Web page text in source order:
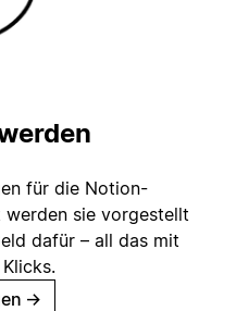
für die Notion-
sie vorgestellt
dafür – all das mit
→